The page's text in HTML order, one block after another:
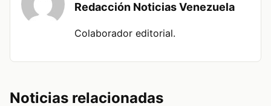
Redacción Noticias Venezuela
Colaborador editorial.
Noticias relacionadas